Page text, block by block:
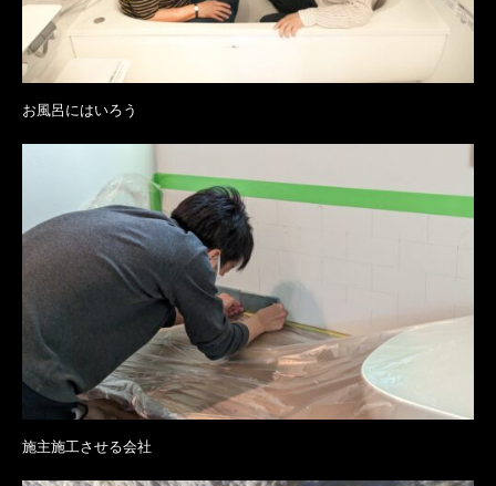
お風呂にはいろう
施主施工させる会社